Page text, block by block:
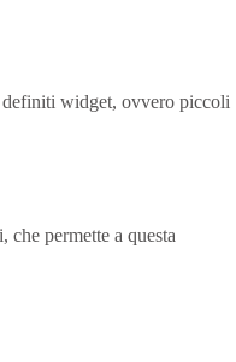
definiti widget, ovvero piccoli
permette a questa